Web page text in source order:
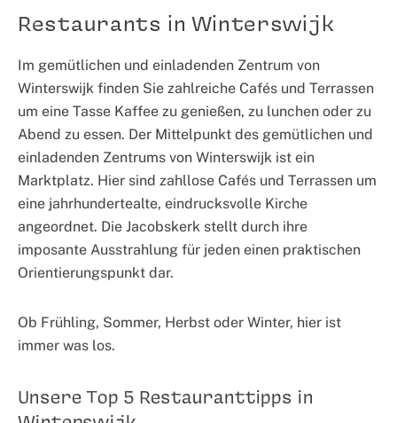
Restaurants in Winterswijk
Im gemütlichen und einladenden Zentrum von
Winterswijk finden Sie zahlreiche Cafés und Terrassen
um eine Tasse Kaffee zu genießen, zu lunchen oder zu
Abend zu essen. Der Mittelpunkt des gemütlichen und
einladenden Zentrums von Winterswijk ist ein
Marktplatz. Hier sind zahllose Cafés und Terrassen um
eine jahrhundertealte, eindrucksvolle Kirche
angeordnet. Die Jacobskerk stellt durch ihre
imposante Ausstrahlung für jeden einen praktischen
Orientierungspunkt dar.
Ob Frühling, Sommer, Herbst oder Winter, hier ist
immer was los.
Unsere Top 5 Restauranttipps in
Winterswijk